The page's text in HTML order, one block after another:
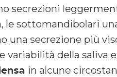
secrezioni
le sottomandibolari
una secrezione più
variabilità della saliva
in alcune